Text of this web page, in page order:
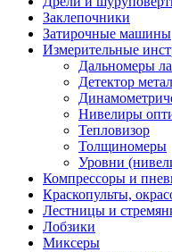
Заклепочники
Затирочные машины
Измерительные
Дальномеры
Детектор
Нивелиры
Тепловизор
Толщиномеры
Уровни
Компрессоры и
Краскопульты,
Лестницы и
Лобзики
Миксеры